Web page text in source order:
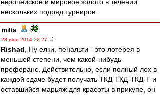
европейское и мировое золото в течении
нескольких подряд турниров.
mifta -
28 июн 2014 22:27
Rishad , Ну елки, пенальти - это лотерея в
меньшей степени, чем какой-нибудь
преферанс. Действительно, если полный лох в
каждой сдаче будет получать ТКД-ТКД-ТКД-Т и
оставшийся марьяж для красоты в прикупе, он